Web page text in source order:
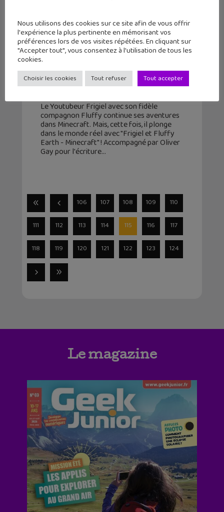
Lecture d’été #6 : Frigiel et Fluffy
plongent dans Minecraft Earth
Le Youtubeur Frigiel avec son fidèle
compagnon Fluffy continue ses aventures
dans Minecraft. Mais, cette fois, il plonge
dans le monde réel avec "Frigiel et Fluffy
Earth - Minecraft" ! Accompagné par Oliver
Gay pour l'écriture
106 107 108 109 110
111 112 113 114 115 116 117
118 119 120 121 122 123 124
Le magazine
Nous utilisons des cookies sur ce site afin de vous offrir
l'expérience la plus pertinente en mémorisant vos
préférences lors de vos visites répétées. En cliquant sur
"Accepter tout", vous consentez à l'utilisation de tous les
cookies.
Choisir les cookies Tout refuser Tout accepter